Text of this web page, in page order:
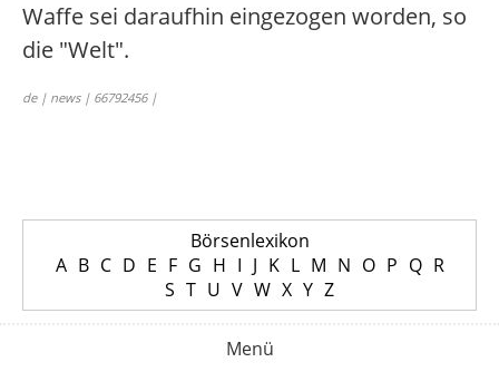
Waffe sei daraufhin eingezogen worden, so
die "Welt".
de | news | 66792456 |
Börsenlexikon
A B C D E F G H I J K L M N O P Q R
S T U V W X Y Z
Menü